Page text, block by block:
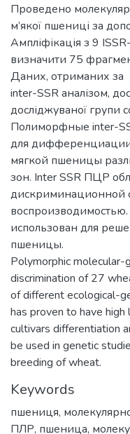
Проведено
м’якої пшениці за
Ампліфікація з 9
визначити 75
Даних, отриманих за
inter-SSR аналізом,
досліджуваної групи
Полиморфные inter-
для
мягкой пшеницы
зон. Inter SSR ПЦР
дискриминационной
использован для
пшеницы.
Polymorphic
discrimination of 27
of different ecological-
has proven to have
cultivars differentiation
be used in genetic
breeding of wheat.
Keywords
пшениця,
ПЛР, пшеница,